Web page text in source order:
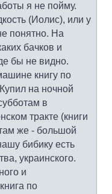
я не пойму.
(Иолис), или у
понятно. На
бачков и
бы не видно.
книгу по
на ночной
в
тракте (книги
же - большой
бибику есть
украинского.
и
по